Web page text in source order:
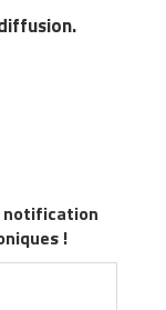
notification
!